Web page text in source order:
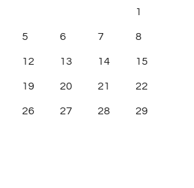
1
5 6 7 8
12 13 14 15
19 20 21 22
26 27 28 29